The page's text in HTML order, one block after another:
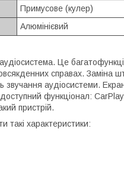
Примусове (кулер)
Алюмінієвий
Це
справах. Заміна
аудіосистеми. Екран
функціонал:
пристрій.
такі характеристики: